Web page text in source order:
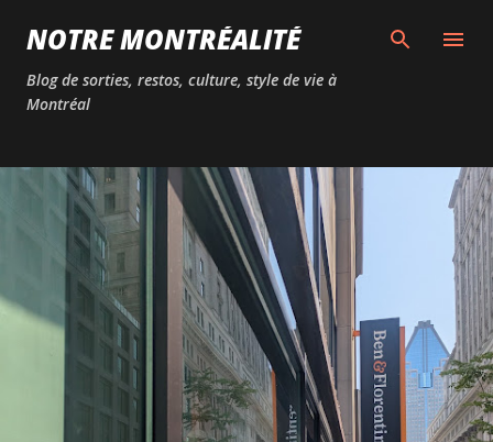
Passer au contenu principal
NOTRE MONTRÉALITÉ
Blog de sorties, restos, culture, style de vie à
Montréal